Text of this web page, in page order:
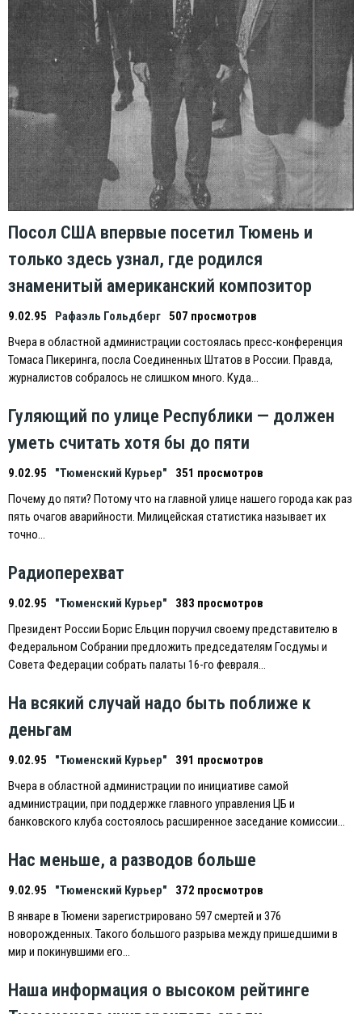
Посол США впервые посетил Тюмень и
только здесь узнал, где родился
знаменитый американский композитор
9.02.95 Рафаэль Гольдберг 507 просмотров
Вчера в областной администрации состоялась пресс-конференция
Томаса Пикеринга, посла Соединенных Штатов в России. Правда,
журналистов собралось не слишком много. Куда…
Гуляющий по улице Республики — должен
уметь считать хотя бы до пяти
9.02.95 "Тюменский Курьер"
351 просмотров
Почему до пяти? Потому что на главной улице нашего города как раз
пять очагов аварийности. Милицейская статистика называет их
точно…
Радиоперехват
9.02.95 "Тюменский Курьер"
383 просмотров
Президент России Борис Eльцин поручил своему представителю в
Федеральном Собрании предложить председателям Госдумы и
Совета Федерации собрать палаты 16-го февраля…
На всякий случай надо быть поближе к
деньгам
9.02.95 "Тюменский Курьер"
391 просмотров
Вчера в областной администрации по инициативе самой
администрации, при поддержке главного управления ЦБ и
банковского клуба состоялось расширенное заседание комиссии…
Нас меньше, а разводов больше
9.02.95 "Тюменский Курьер"
372 просмотров
В январе в Тюмени зарегистрировано 597 смертей и 376
новорожденных. Такого большого разрыва между пришедшими в
мир и покинувшими его…
Наша информация о высоком рейтинге